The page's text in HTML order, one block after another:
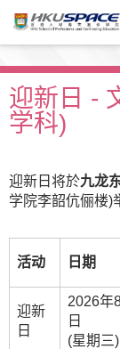
主
容迎新日 -
学科)
迎新日将於九龙
学院李韶伉俪楼)
活动 日期
迎新
日
2026年
日
(星期三)